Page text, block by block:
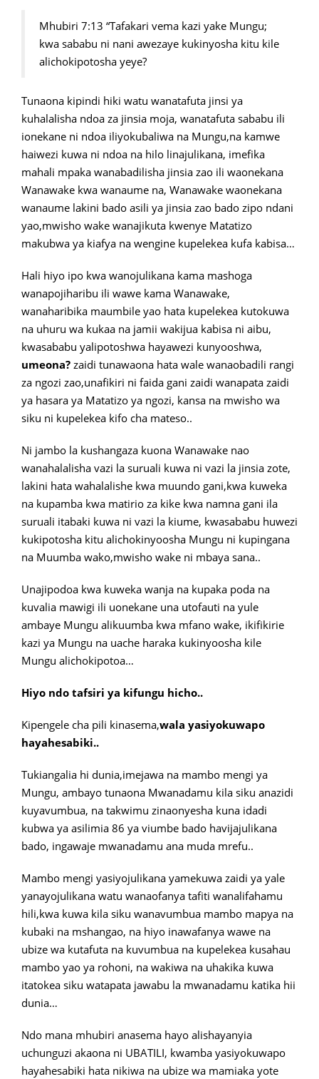
Mhubiri 7:13 “Tafakari vema kazi yake Mungu;
kwa sababu ni nani awezaye kukinyosha kitu kile
alichokipotosha yeye?
Tunaona kipindi hiki watu wanatafuta jinsi ya
kuhalalisha ndoa za jinsia moja, wanatafuta sababu ili
ionekane ni ndoa iliyokubaliwa na Mungu,na kamwe
haiwezi kuwa ni ndoa na hilo linajulikana, imefika
mahali mpaka wanabadilisha jinsia zao ili waonekana
Wanawake kwa wanaume na, Wanawake waonekana
wanaume lakini bado asili ya jinsia zao bado zipo ndani
yao,mwisho wake wanajikuta kwenye Matatizo
makubwa ya kiafya na wengine kupelekea kufa kabisa…
Hali hiyo ipo kwa wanojulikana kama mashoga
wanapojiharibu ili wawe kama Wanawake,
wanaharibika maumbile yao hata kupelekea kutokuwa
na uhuru wa kukaa na jamii wakijua kabisa ni aibu,
kwasababu yalipotoshwa hayawezi kunyooshwa,
umeona? zaidi tunawaona hata wale wanaobadili rangi
za ngozi zao,unafikiri ni faida gani zaidi wanapata zaidi
ya hasara ya Matatizo ya ngozi, kansa na mwisho wa
siku ni kupelekea kifo cha mateso..
Ni jambo la kushangaza kuona Wanawake nao
wanahalalisha vazi la suruali kuwa ni vazi la jinsia zote,
lakini hata wahalalishe kwa muundo gani,kwa kuweka
na kupamba kwa matirio za kike kwa namna gani ila
suruali itabaki kuwa ni vazi la kiume, kwasababu huwezi
kukipotosha kitu alichokinyoosha Mungu ni kupingana
na Muumba wako,mwisho wake ni mbaya sana..
Unajipodoa kwa kuweka wanja na kupaka poda na
kuvalia mawigi ili uonekane una utofauti na yule
ambaye Mungu alikuumba kwa mfano wake, ikifikirie
kazi ya Mungu na uache haraka kukinyoosha kile
Mungu alichokipotoa…
Hiyo ndo tafsiri ya kifungu hicho..
Kipengele cha pili kinasema,wala yasiyokuwapo
hayahesabiki..
Tukiangalia hi dunia,imejawa na mambo mengi ya
Mungu, ambayo tunaona Mwanadamu kila siku anazidi
kuyavumbua, na takwimu zinaonyesha kuna idadi
kubwa ya asilimia 86 ya viumbe bado havijajulikana
bado, ingawaje mwanadamu ana muda mrefu..
Mambo mengi yasiyojulikana yamekuwa zaidi ya yale
yanayojulikana watu wanaofanya tafiti wanalifahamu
hili,kwa kuwa kila siku wanavumbua mambo mapya na
kubaki na mshangao, na hiyo inawafanya wawe na
ubize wa kutafuta na kuvumbua na kupelekea kusahau
mambo yao ya rohoni, na wakiwa na uhakika kuwa
itatokea siku watapata jawabu la mwanadamu katika hii
dunia…
Ndo mana mhubiri anasema hayo alishayanyia
uchunguzi akaona ni UBATILI, kwamba yasiyokuwapo
hayahesabiki hata nikiwa na ubize wa mamiaka yote